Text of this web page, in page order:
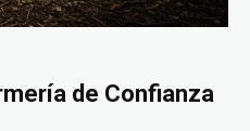
de Confianza